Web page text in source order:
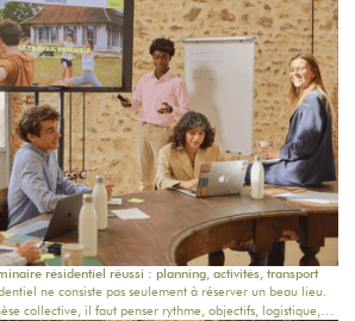
résidentiel réussi : planning, activités, transport
ne consiste pas seulement à réserver un beau lieu.
collective, il faut penser rythme, objectifs, logistique,